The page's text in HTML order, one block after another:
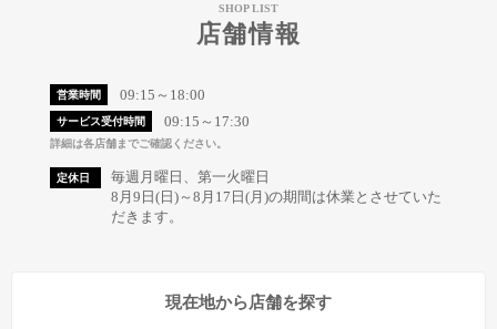
SHOP LIST
店舗情報
営業時間 09:15～18:00
サービス受付時間 09:15～17:30
詳細は各店舗までご確認ください。
定休日
毎週月曜日、第一火曜日
8月9日(日)～8月17日(月)の期間は休業とさせていた
だきます。
現在地から店舗を探す